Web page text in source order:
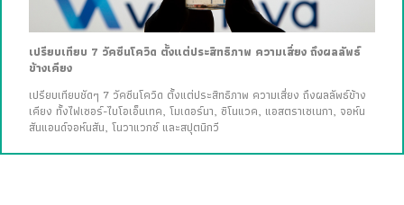
เปรียบเทียบ 7 วัคซีนโควิด ตั้งแต่ประสิทธิภาพ ความเสี่ยง ถึงผลลัพธ์
ข้างเคียง
เปรียบเทียบชัดๆ 7 วัคซีนโควิด ตั้งแต่ประสิทธิภาพ ความเสี่ยง ถึงผลลัพธ์ข้าง
เคียง ทั้งไฟเซอร์-ไบโอเอ็นเทค, โมเดอร์นา, ซิโนแวค, แอสตราเซเนกา, จอห์น
สันแอนด์จอห์นสัน, โนวาแวกซ์ และสปุตนิกวี